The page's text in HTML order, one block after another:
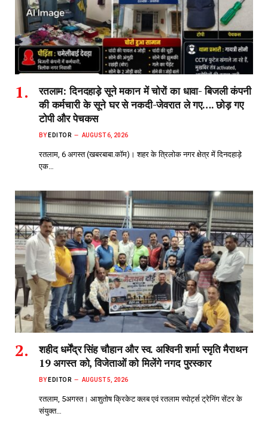
रतलाम: दिनदहाड़े सूने मकान में चोरों का धावा- बिजली कंपनी
की कर्मचारी के सूने घर से नकदी-जेवरात ले गए…. छोड़ गए
टोपी और पेचकस
BY EDITOR AUGUST 6, 2026
रतलाम, 6 अगस्त (खबरबाबा.कॉम)। शहर के त्रिलोक नगर क्षेत्र में दिनदहाड़े
एक…
शहीद धर्मेंद्र सिंह चौहान और स्व. अश्विनी शर्मा स्मृति मैराथन
19 अगस्त को, विजेताओं को मिलेंगे नगद पुरस्कार
BY EDITOR AUGUST 5, 2026
रतलाम, 5अगस्त। आशुतोष क्रिकेट क्लब एवं रतलाम स्पोर्ट्स ट्रेनिंग सेंटर के
संयुक्त…